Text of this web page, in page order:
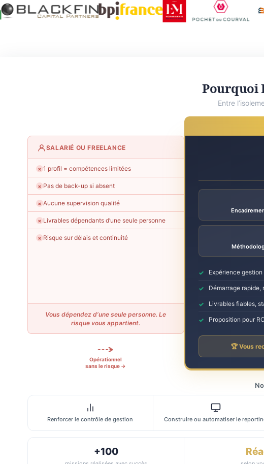
Pourquoi
Entre
SALARIÉ OU FREELANCE
✗ 1 profil = compétences limitées
✗ Pas de back-up si absent
✗ Aucune supervision qualité
✗ Livrables dépendants d’une seule personne
✗ Risque sur délais et continuité
Vous dépendez d’une seule personne. Le
risque vous appartient.
Opérationnel
sans le risque →
Expérience
Démarrage rapide,
Livrables fiables,
Proposition pour
🏆 Vous
Renforcer le contrôle de gestion Construire ou automatiser le
+100